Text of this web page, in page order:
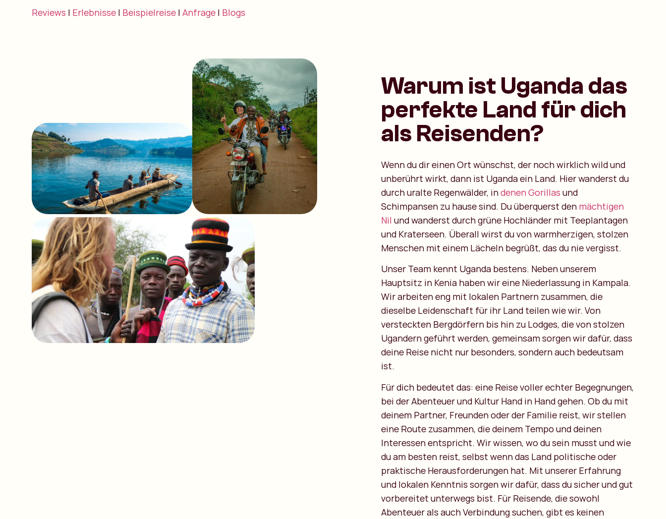
Reviews | Erlebnisse | Beispielreise | Anfrage | Blogs
Warum ist Uganda das
perfekte Land für dich
als Reisenden?
Wenn du dir einen Ort wünschst, der noch wirklich wild und
unberührt wirkt, dann ist Uganda ein Land. Hier wanderst du
durch uralte Regenwälder, indenen Gorillas und
Schimpansen zu hause sind. Du überquerst den mächtigen
Nil und wanderst durch grüne Hochländer mit Teeplantagen
und Kraterseen. Überall wirst du von warmherzigen, stolzen
Menschen mit einem Lächeln begrüßt, das du nie vergisst.
Unser Team kennt Uganda bestens. Neben unserem
Hauptsitz in Kenia haben wir eine Niederlassung in Kampala.
Wir arbeiten eng mit lokalen Partnern zusammen, die
dieselbe Leidenschaft für ihr Land teilen wie wir. Von
versteckten Bergdörfern bis hin zu Lodges, die von stolzen
Ugandern geführt werden, gemeinsam sorgen wir dafür, dass
deine Reise nicht nur besonders, sondern auch bedeutsam
ist.
Für dich bedeutet das: eine Reise voller echter Begegnungen,
bei der Abenteuer und Kultur Hand in Hand gehen. Ob du mit
deinem Partner, Freunden oder der Familie reist, wir stellen
eine Route zusammen, die deinem Tempo und deinen
Interessen entspricht. Wir wissen, wo du sein musst und wie
du am besten reist, selbst wenn das Land politische oder
praktische Herausforderungen hat. Mit unserer Erfahrung
und lokalen Kenntnis sorgen wir dafür, dass du sicher und gut
vorbereitet unterwegs bist. Für Reisende, die sowohl
Abenteuer als auch Verbindung suchen, gibt es keinen